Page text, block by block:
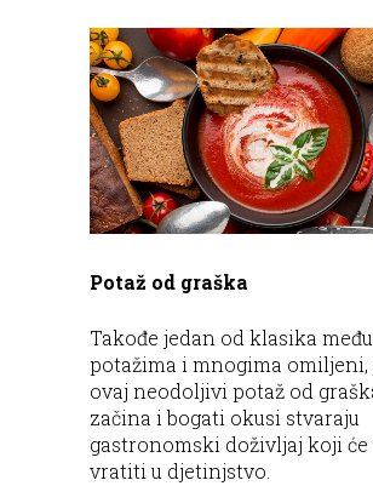
Potaž od graška
Takođe jedan od klasika među
potažima i mnogima omiljeni,
ovaj neodoljivi potaž od
začina i bogati okusi stvaraju
gastronomski doživljaj koji će
vratiti u djetinjstvo.